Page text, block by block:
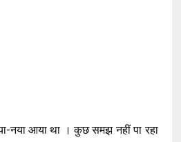
था । कुछ समझ नहीं पा रहा